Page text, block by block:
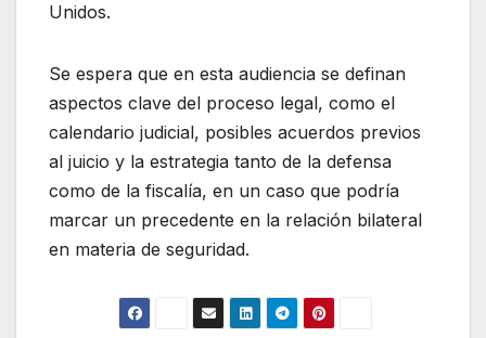
Unidos.
Se espera que en esta audiencia se definan
aspectos clave del proceso legal, como el
calendario judicial, posibles acuerdos previos
al juicio y la estrategia tanto de la defensa
como de la fiscalía, en un caso que podría
marcar un precedente en la relación bilateral
en materia de seguridad.